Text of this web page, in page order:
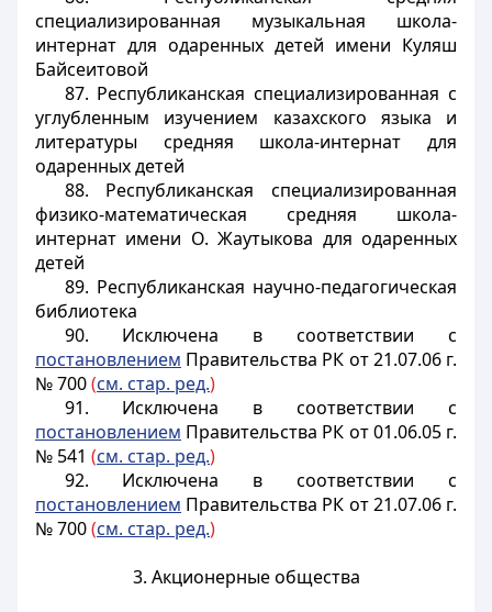
специализированная музыкальная школа-
интернат для одаренных детей имени Куляш
Байсеитовой
87. Республиканская специализированная с
углубленным изучением казахского языка и
литературы средняя школа-интернат для
одаренных детей
88. Республиканская специализированная
физико-математическая средняя школа-
интернат имени О. Жаутыкова для одаренных
детей
89. Республиканская научно-педагогическая
библиотека
90. Исключена в соответствии с
постановлением Правительства РК от 21.07.06 г.
№ 700(см. стар. ред.)
91. Исключена в соответствии с
постановлением Правительства РК от 01.06.05 г.
№ 541 (см. стар. ред.)
92. Исключена в соответствии с
постановлением Правительства РК от 21.07.06 г.
№ 700(см. стар. ред.)
3. Акционерные общества